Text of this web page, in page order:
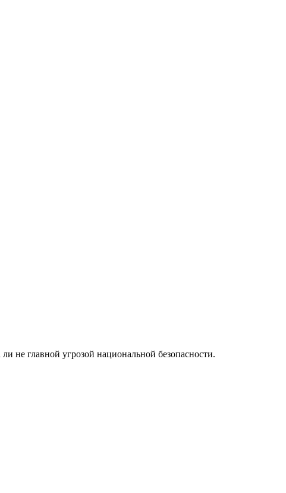
не главной угрозой национальной безопасности.